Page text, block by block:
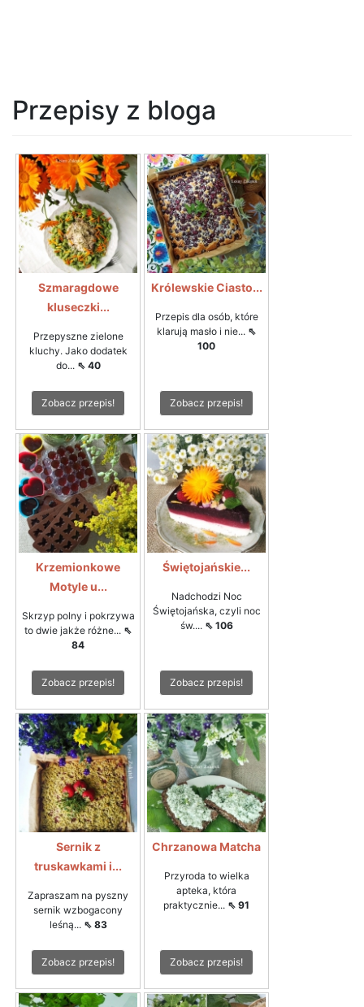
Przepisy z bloga
Szmaragdowe
kluseczki...
Przepyszne zielone
kluchy. Jako dodatek
do... ⇖ 40
Zobacz przepis!
Królewskie Ciasto...
Przepis dla osób, które
klarują masło i nie... ⇖
100
Zobacz przepis!
Krzemionkowe
Motyle u...
Skrzyp polny i pokrzywa
to dwie jakże różne... ⇖
84
Zobacz przepis!
Świętojańskie...
Nadchodzi Noc
Świętojańska, czyli noc
św.... ⇖ 106
Zobacz przepis!
Sernik z
truskawkami i...
Zapraszam na pyszny
sernik wzbogacony
leśną... ⇖ 83
Zobacz przepis!
Chrzanowa Matcha
Przyroda to wielka
apteka, która
praktycznie... ⇖ 91
Zobacz przepis!